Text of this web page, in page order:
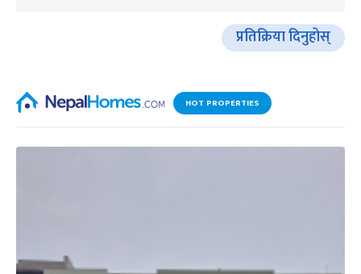
प्रतिक्रिया दिनुहोस्
HOT PROPERTIES